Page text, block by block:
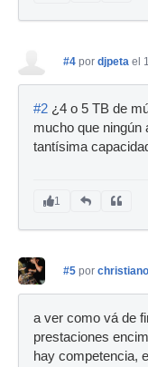
#4 por djpeta el
#2 ¿4 o 5 TB de
mucho que ningún
tantísima
1
#5 por
a ver como vá de
prestaciones
hay competencia,